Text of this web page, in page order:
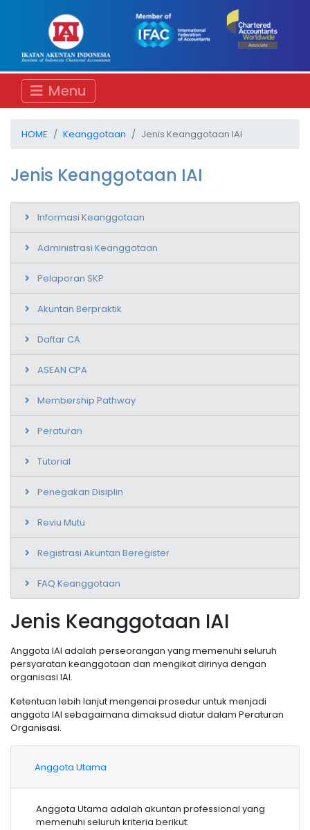
Menu
HOME Keanggotaan Jenis Keanggotaan IAI
Jenis Keanggotaan IAI
Informasi Keanggotaan
Administrasi Keanggotaan
Pelaporan SKP
Akuntan Berpraktik
Daftar CA
ASEAN CPA
Membership Pathway
Peraturan
Tutorial
Penegakan Disiplin
Reviu Mutu
Registrasi Akuntan Beregister
FAQ Keanggotaan
Jenis Keanggotaan IAI
Anggota IAI adalah perseorangan yang memenuhi seluruh
persyaratan keanggotaan dan mengikat dirinya dengan
organisasi IAI.
Ketentuan lebih lanjut mengenai prosedur untuk menjadi
anggota IAI sebagaimana dimaksud diatur dalam Peraturan
Organisasi.
Anggota Utama
Anggota Utama adalah akuntan professional yang
memenuhi seluruh kriteria berikut: